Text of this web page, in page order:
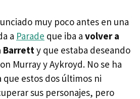
muy poco antes en una
a Parade que iba a volver a
Barretty que estaba deseando
Murray y Aykroyd. No se ha
estos dos últimos ni
sus personajes, pero